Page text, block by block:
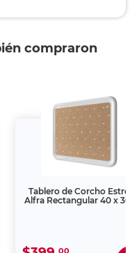
compraron
Tablero de Corcho
Alfra Rectangular 40 x 30
00